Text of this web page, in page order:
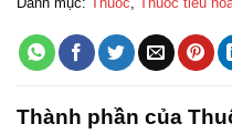
Thành phần của